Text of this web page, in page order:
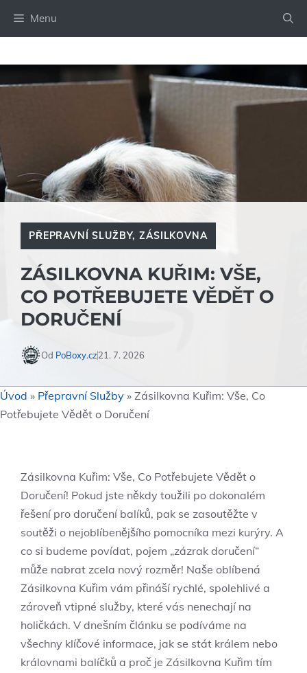
Menu
PŘEPRAVNÍ SLUŽBY,ZÁSILKOVNA
ZÁSILKOVNA KUŘIM: VŠE,
CO POTŘEBUJETE VĚDĚT O
DORUČENÍ
Od PoBoxy.cz21. 7. 2026
Úvod » Přepravní Služby » Zásilkovna Kuřim: Vše, Co
Potřebujete Vědět o Doručení
Zásilkovna Kuřim: Vše, Co Potřebujete Vědět o
Doručení! Pokud jste někdy toužili po dokonalém
řešení pro doručení balíků, pak se zasoutěžte v
soutěži o nejoblíbenějšího pomocníka mezi kurýry. A
co si budeme povídat, pojem „zázrak doručení“
může nabrat zcela nový rozměr! Naše oblíbená
Zásilkovna Kuřim vám přináší rychlé, spolehlivé a
zároveň vtipné služby, které vás nenechají na
holičkách. V dnešním článku se podíváme na
všechny klíčové informace, jak se stát králem nebo
královnami balíčků a proč je Zásilkovna Kuřim tím